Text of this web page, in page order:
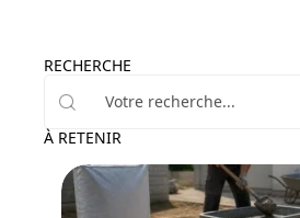
RECHERCHE
À RETENIR